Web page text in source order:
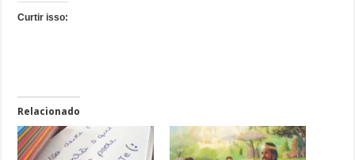
Curtir isso:
Relacionado